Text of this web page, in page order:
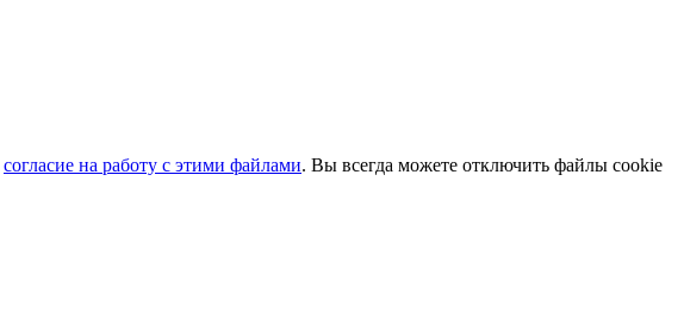
согласие на работу с этими файлами. Вы всегда можете отключить файлы cookie